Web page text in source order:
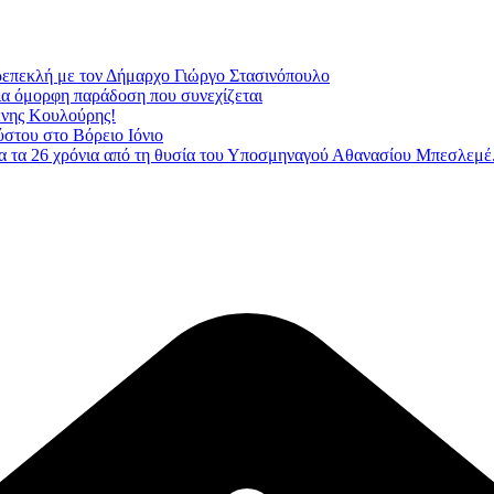
με τον Δήμαρχο Γιώργο Στασινόπουλο
όμορφη παράδοση που συνεχίζεται
Κουλούρης!
στο Βόρειο Ιόνιο
26 χρόνια από τη θυσία του Υποσμηναγού Αθανασίου